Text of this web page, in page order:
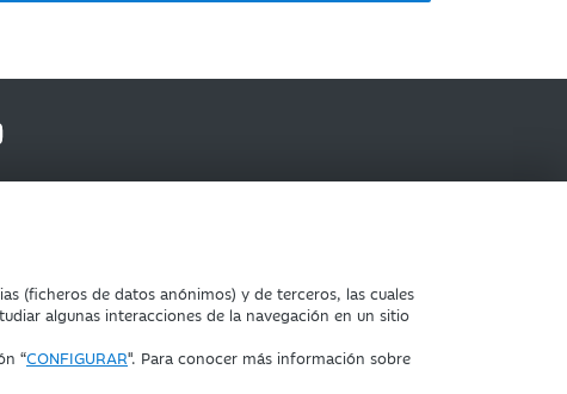
(ficheros de datos anónimos) y de terceros, las cuales
algunas interacciones de la navegación en un sitio
“CONFIGURAR". Para conocer más información sobre